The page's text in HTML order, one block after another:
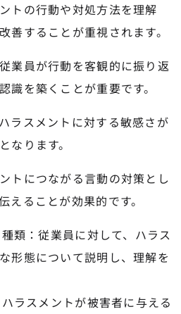
トの行動や対処方法を理解
善することが重視されます。
業員が行動を客観的に振り返
識を築くことが重要です。
ラスメントに対する敏感さが
なります。
トにつながる言動の対策とし
えることが効果的です。
類：従業員に対して、ハラス
形態について説明し、理解を
ラスメントが被害者に与える